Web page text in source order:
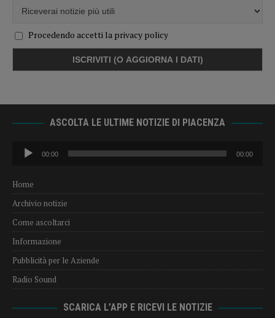
Procedendo accetti la privacy policy
ASCOLTA LE ULTIME NOTIZIE DI PIACENZA
Audio
Player
00:00 00:00
Home
Archivio notizie
Come ascoltarci
Informazione
Pubblicità per le Aziende
Radio Sound
SCARICA L’APP E RICEVI LE NOTIZIE